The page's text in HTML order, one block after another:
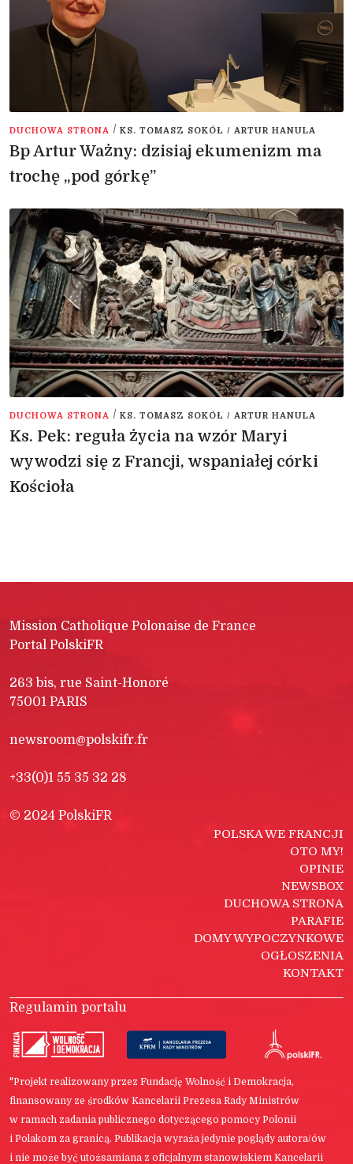
DUCHOWA STRONA / KS. TOMASZ SOKÓŁ / ARTUR HANULA
Bp Artur Ważny: dzisiaj ekumenizm ma
trochę „pod górkę”
DUCHOWA STRONA / KS. TOMASZ SOKÓŁ / ARTUR HANULA
Ks. Pek: reguła życia na wzór Maryi
wywodzi się z Francji, wspaniałej córki
Kościoła
Mission Catholique Polonaise de France
Portal PolskiFR
263 bis, rue Saint-Honoré
75001 PARIS
newsroom@polskifr.fr
+33(0)1 55 35 32 28
© 2024 PolskiFR
POLSKA WE FRANCJI
OTO MY!
OPINIE
NEWSBOX
DUCHOWA STRONA
PARAFIE
DOMY WYPOCZYNKOWE
OGŁOSZENIA
KONTAKT
Regulamin portalu
"Projekt realizowany przez Fundację Wolność i Demokracja,
finansowany ze środków Kancelarii Prezesa Rady Ministrów
w ramach zadania publicznego dotyczącego pomocy Polonii
i Polakom za granicą. Publikacja wyraża jedynie poglądy autora/ów
i nie może być utożsamiana z oficjalnym stanowiskiem Kancelarii